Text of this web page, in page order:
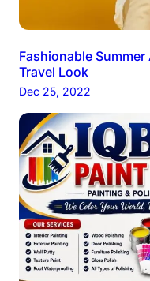
Fashionable
Travel Look
Dec 25, 2022